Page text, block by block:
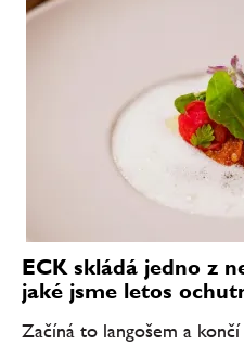
ECK skládá jedno z
jaké jsme letos
Začíná to langošem a